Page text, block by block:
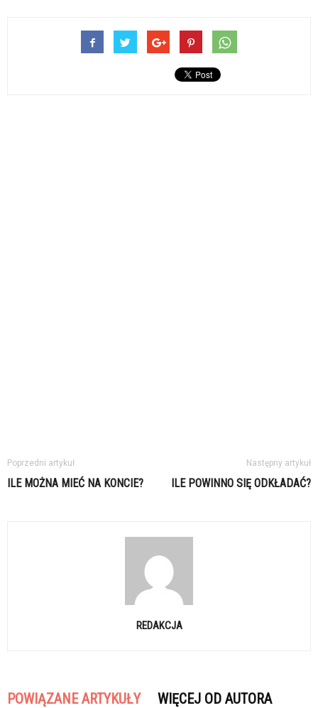
Poprzedni artykuł
ILE MOŻNA MIEĆ NA KONCIE?
Następny artykuł
ILE POWINNO SIĘ ODKŁADAĆ?
REDAKCJA
POWIĄZANE ARTYKUŁY WIĘCEJ OD AUTORA